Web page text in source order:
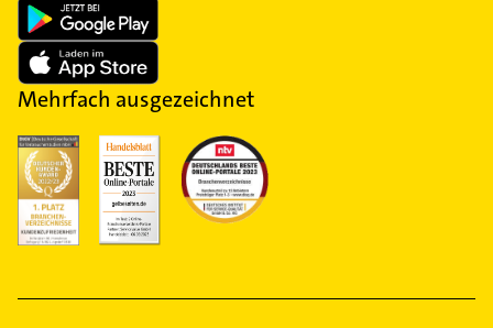
Mehrfach ausgezeichnet